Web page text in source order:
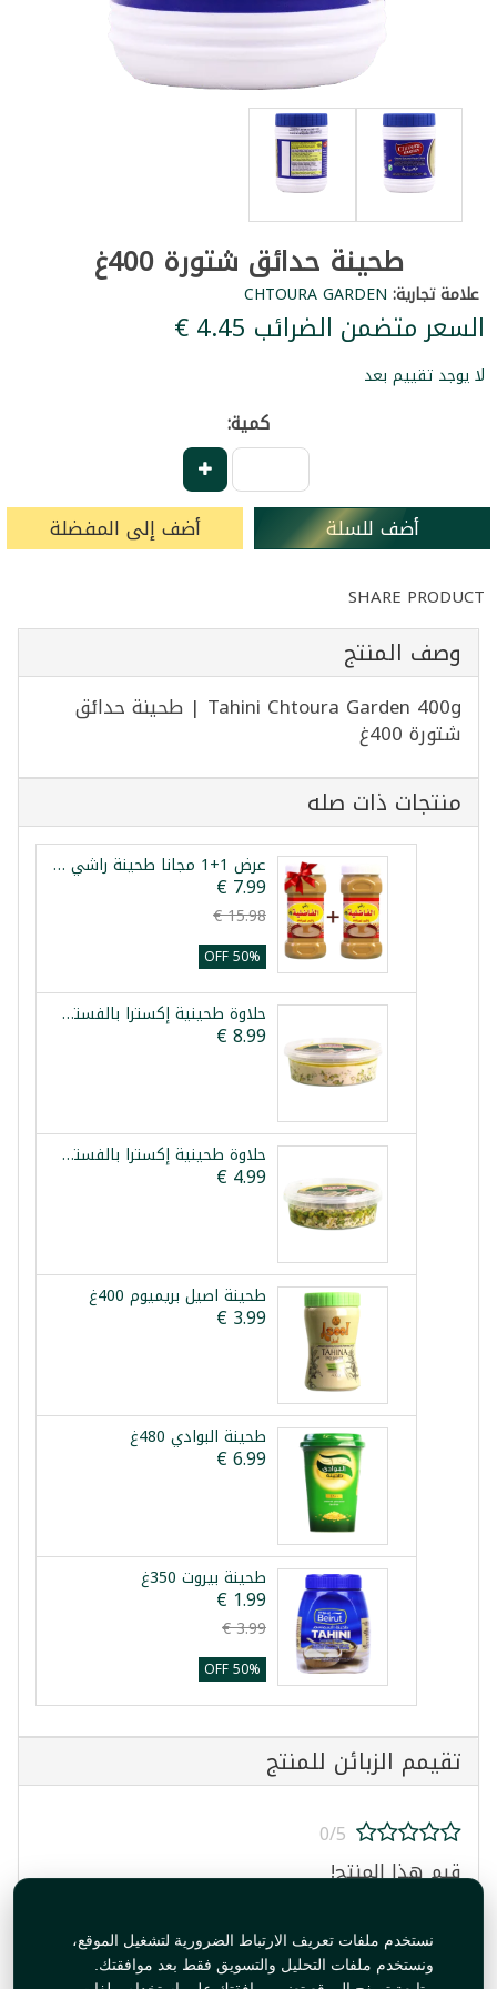
نستخدم ملفات تعريف الارتباط الضرورية لتشغيل الموقع،
ونستخدم ملفات التحليل والتسويق فقط بعد موافقتك.
طحينة حدائق شتورة 400غ
علامة تجارية: CHTOURA GARDEN
السعر متضمن الضرائب ‏4.45 €
لا يوجد تقييم بعد
كمية:
أضف للسلة أضف إلى المفضلة
SHARE PRODUCT
وصف المنتج
Tahini Chtoura Garden 400g | طحينة حدائق
شتورة 400غ
منتجات ذات صله
عرض 1+1 مجانا طحينة راشي العراقي 700 غرام
50% OFF
حلاوة طحينية إكسترا بالفستق صباح شرقي 800غ
حلاوة طحينية إكسترا بالفستق صباح شرقي 400غ
طحينة اصيل بريميوم 400غ
طحينة البوادي 480غ
طحينة بيروت 350غ
50% OFF
تقيمم الزبائن للمنتج
0/5
قيم هذا المنتج!